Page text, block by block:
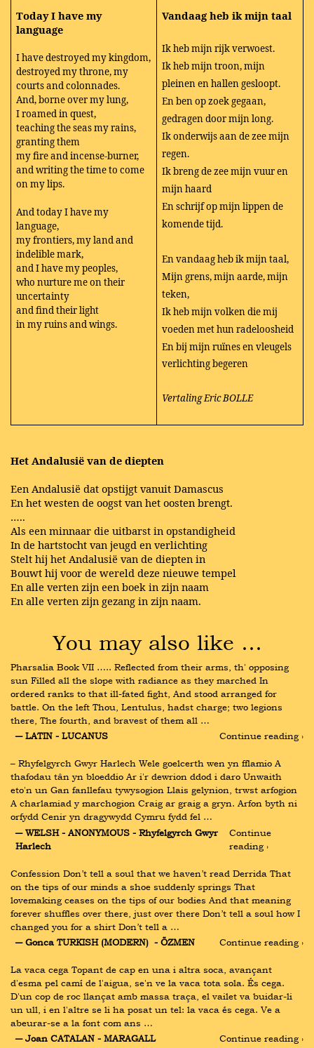
Today I have my
language
I have destroyed my kingdom,
destroyed my throne, my
courts and colonnades.
And, borne over my lung,
I roamed in quest,
teaching the seas my rains,
granting them
my fire and incense-burner,
and writing the time to come
on my lips.
And today I have my
language,
my frontiers, my land and
indelible mark,
and I have my peoples,
who nurture me on their
uncertainty
and find their light
in my ruins and wings.
Vandaag heb ik mijn taal
Ik heb mijn rijk verwoest.
Ik heb mijn troon, mijn
pleinen en hallen gesloopt.
En ben op zoek gegaan,
gedragen door mijn long.
Ik onderwijs aan de zee mijn
regen.
Ik breng de zee mijn vuur en
mijn haard
En schrijf op mijn lippen de
komende tijd.
En vandaag heb ik mijn taal,
Mijn grens, mijn aarde, mijn
teken,
Ik heb mijn volken die mij
voeden met hun radeloosheid
En bij mijn ruïnes en vleugels
verlichting begeren
Vertaling Eric BOLLE
Het Andalusië van de diepten
Een Andalusië dat opstijgt vanuit Damascus
En het westen de oogst van het oosten brengt.
…..
Als een minnaar die uitbarst in opstandigheid
In de hartstocht van jeugd en verlichting
Stelt hij het Andalusië van de diepten in
Bouwt hij voor de wereld deze nieuwe tempel
En alle verten zijn een boek in zijn naam
En alle verten zijn gezang in zijn naam.
You may also like …
Pharsalia Book VII ….. Reflected from their arms, th' opposing
sun Filled all the slope with radiance as they marched In
ordered ranks to that ill-fated fight, And stood arranged for
battle. On the left Thou, Lentulus, hadst charge; two legions
there, The fourth, and bravest of them all …
― LATIN - LUCANUS
Continue reading ›
– Rhyfelgyrch Gwyr Harlech Wele goelcerth wen yn fflamio A
thafodau tân yn bloeddio Ar i'r dewrion ddod i daro Unwaith
eto'n un Gan fanllefau tywysogion Llais gelynion, trwst arfogion
A charlamiad y marchogion Craig ar graig a gryn. Arfon byth ni
orfydd Cenir yn dragywydd Cymru fydd fel …
― WELSH - ANONYMOUS - Rhyfelgyrch Gwyr
Harlech
Continue
reading ›
Confession Don’t tell a soul that we haven’t read Derrida That
on the tips of our minds a shoe suddenly springs That
lovemaking ceases on the tips of our bodies And that meaning
forever shuffles over there, just over there Don’t tell a soul how I
changed you for a shirt Don’t tell a …
― Gonca TURKISH (MODERN)  - ÖZMEN
Continue reading ›
La vaca cega Topant de cap en una i altra soca, avançant
d'esma pel camí de l'aigua, se'n ve la vaca tota sola. És cega.
D'un cop de roc llançat amb massa traça, el vailet va buidar-li
un ull, i en l'altre se li ha posat un tel: la vaca és cega. Ve a
abeurar-se a la font com ans …
― Joan CATALAN - MARAGALL
Continue reading ›